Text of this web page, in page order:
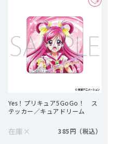
Yes！プリキュア5GoGo！ ス
テッカー／キュアドリーム
在庫 × 385円